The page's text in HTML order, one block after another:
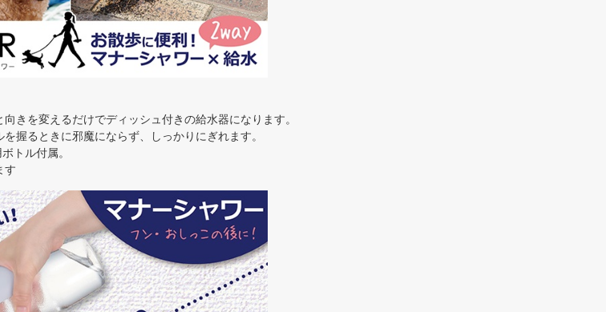
きを変えるだけでディッシュ付きの給水器になります。
握るときに邪魔にならず、しっかりにぎれます。
トル付属。
す